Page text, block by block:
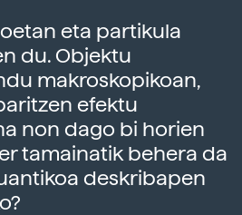
eta partikula
du. Objektu
makroskopikoan,
efektu
non dago bi horien
tamainatik behera da
deskribapen